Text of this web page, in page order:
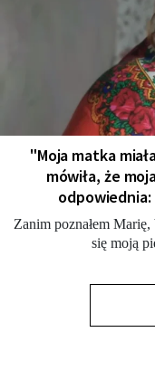
"Moja matka
mówiła, że
odpowiednia:
Zanim poznałem
się moją